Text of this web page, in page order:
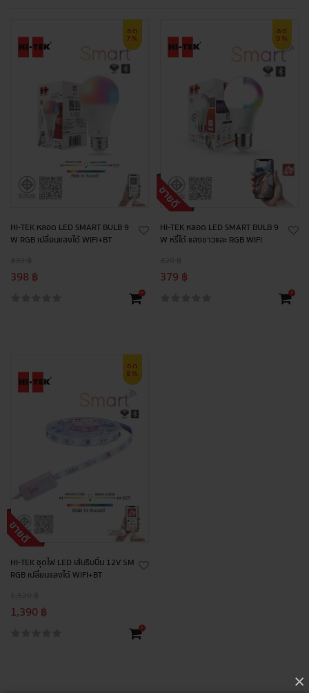
×
ลด
7%
HI-TEK หลอด LED SMART BULB 9
W RGB เปลี่ยนแสงได้ WIFI+BT
398 ฿
+
ลด
9%
HI-TEK หลอด LED SMART BULB 9
W หรี่ได้ แสงขาวและ RGB WIFI
379 ฿
+
ลด
8%
HI-TEK ชุดไฟ LED เส้นริบบิ้น 12V 5M
RGB เปลี่ยนแสงได้ WIFI+BT
1,390 ฿
+